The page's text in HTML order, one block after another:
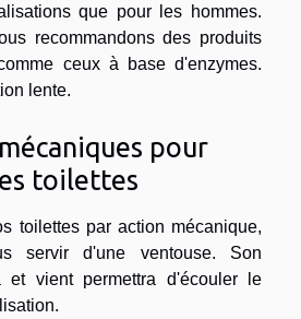
que pour les hommes.
recommandons des produits
ceux à base d'enzymes.
lente.
pour
toilettes
toilettes par action mécanique,
servir d'une ventouse. Son
et vient permettra d'écouler le